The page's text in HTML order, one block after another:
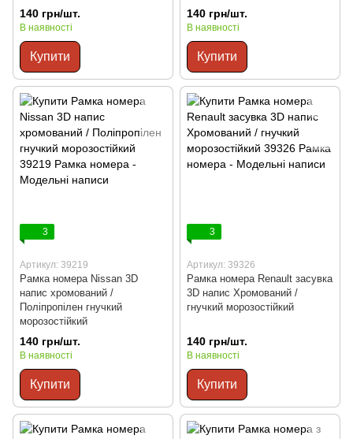
140 грн/шт.
В наявності
Купити
140 грн/шт.
В наявності
Купити
3
Артикул: 39219
Рамка номера Nissan 3D
напис хромований /
Поліпропілен гнучкий
морозостійкий
140 грн/шт.
В наявності
Купити
3
Артикул: 39326
Рамка номера Renault засувка
3D напис Хромований /
гнучкий морозостійкий
140 грн/шт.
В наявності
Купити